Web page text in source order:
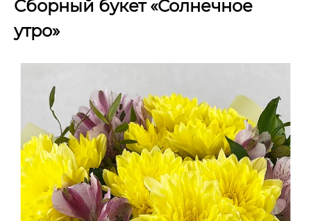
Сборный букет «Солнечное
утро»